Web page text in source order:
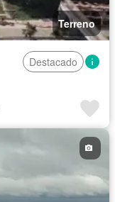
Terreno
Destacado